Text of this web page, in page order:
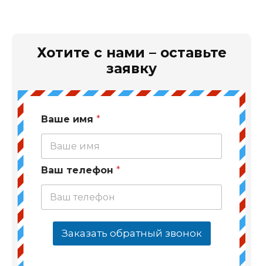
Хотите с нами – оставьте
заявку
Ваше имя *
Ваш телефон *
Заказать обратный звонок